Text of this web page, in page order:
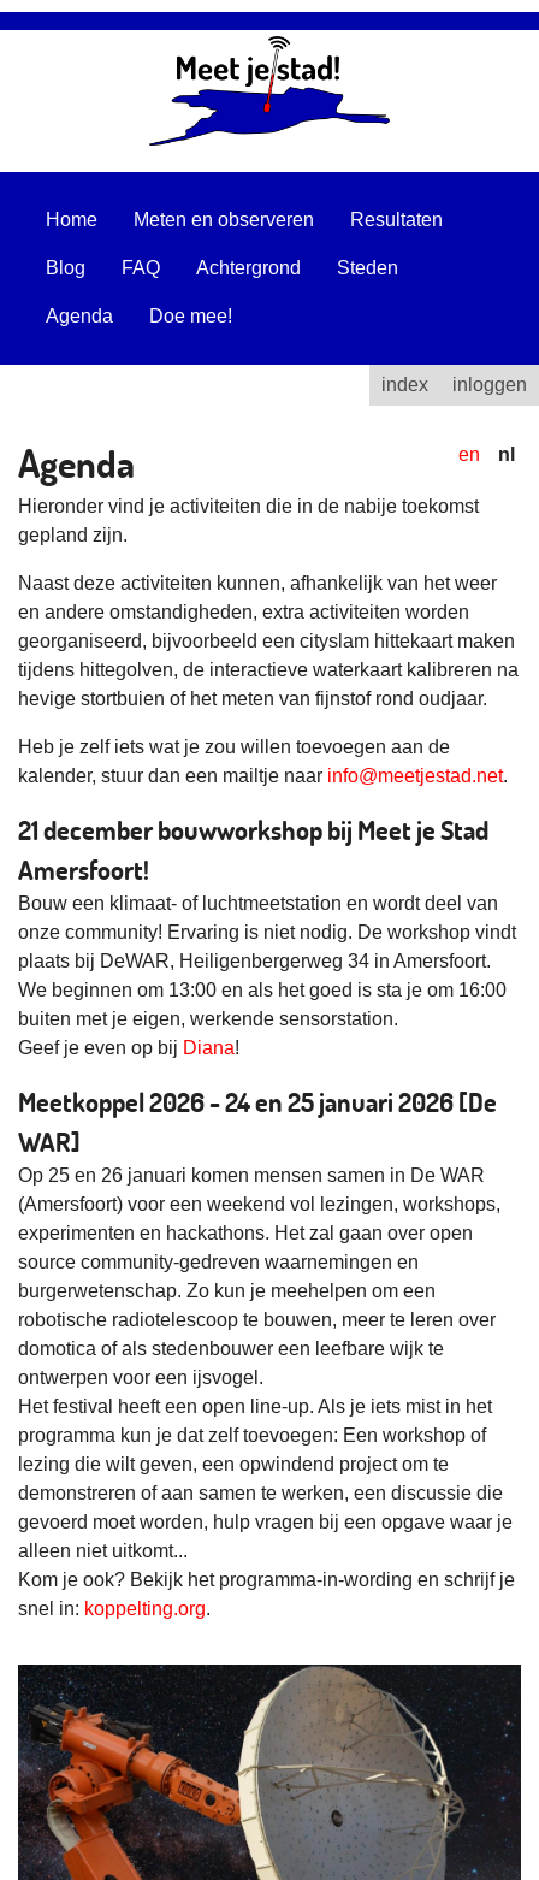
Home Meten en observeren Resultaten
Blog FAQ Achtergrond Steden
Agenda Doe mee!
index inloggen
Agenda en nl
Hieronder vind je activiteiten die in de nabije toekomst
gepland zijn.
Naast deze activiteiten kunnen, afhankelijk van het weer
en andere omstandigheden, extra activiteiten worden
georganiseerd, bijvoorbeeld een cityslam hittekaart maken
tijdens hittegolven, de interactieve waterkaart kalibreren na
hevige stortbuien of het meten van fijnstof rond oudjaar.
Heb je zelf iets wat je zou willen toevoegen aan de
kalender, stuur dan een mailtje naar info@meetjestad.net.
21 december bouwworkshop bij Meet je Stad
Amersfoort!
Bouw een klimaat- of luchtmeetstation en wordt deel van
onze community! Ervaring is niet nodig. De workshop vindt
plaats bij DeWAR, Heiligenbergerweg 34 in Amersfoort.
We beginnen om 13:00 en als het goed is sta je om 16:00
buiten met je eigen, werkende sensorstation.
Geef je even op bij Diana!
Meetkoppel 2026 - 24 en 25 januari 2026 [De
WAR]
Op 25 en 26 januari komen mensen samen in De WAR
(Amersfoort) voor een weekend vol lezingen, workshops,
experimenten en hackathons. Het zal gaan over open
source community-gedreven waarnemingen en
burgerwetenschap. Zo kun je meehelpen om een
robotische radiotelescoop te bouwen, meer te leren over
domotica of als stedenbouwer een leefbare wijk te
ontwerpen voor een ijsvogel.
Het festival heeft een open line-up. Als je iets mist in het
programma kun je dat zelf toevoegen: Een workshop of
lezing die wilt geven, een opwindend project om te
demonstreren of aan samen te werken, een discussie die
gevoerd moet worden, hulp vragen bij een opgave waar je
alleen niet uitkomt...
Kom je ook? Bekijk het programma-in-wording en schrijf je
snel in: koppelting.org.